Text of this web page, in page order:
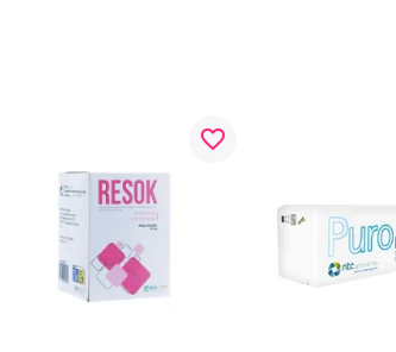
favorite_border